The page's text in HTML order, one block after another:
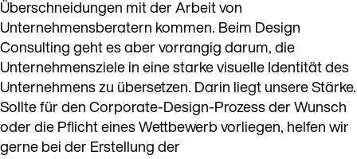
Überschneidungen mit der Arbeit von
Unternehmensberatern kommen. Beim Design
Consulting geht es aber vorrangig darum, die
Unternehmensziele in eine starke visuelle Identität des
Unternehmens zu übersetzen. Darin liegt unsere Stärke.
Sollte für den Corporate-Design-Prozess der Wunsch
oder die Pflicht eines Wettbewerb vorliegen, helfen wir
gerne bei der Erstellung der